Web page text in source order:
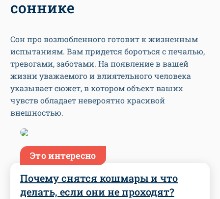
соннике
Сон про возлюбленного готовит к жизненным
испытаниям. Вам придется бороться с печалью,
тревогами, заботами. На появление в вашей
жизни уважаемого и влиятельного человека
указывает сюжет, в котором объект ваших
чувств обладает невероятно красивой
внешностью.
Это интересно
Почему снятся кошмары и что
делать, если они не проходят?